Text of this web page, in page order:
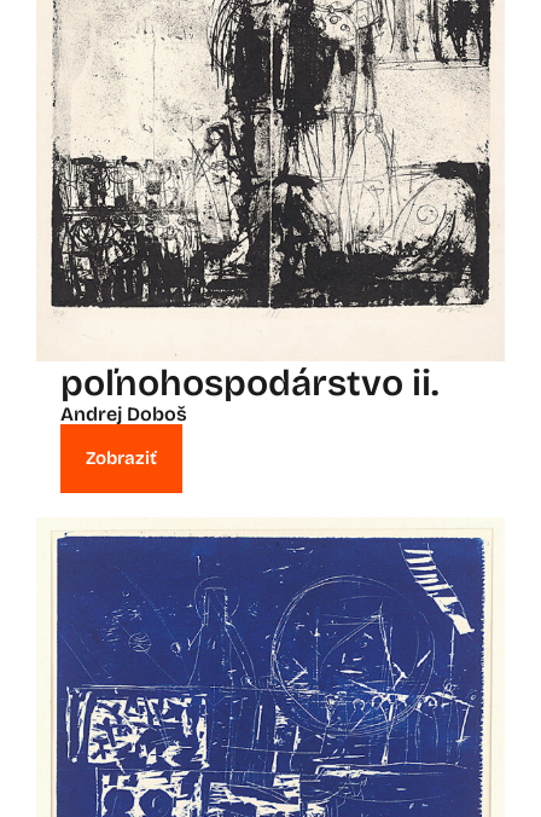
poľnohospodárstvo ii.
Andrej Doboš
Zobraziť